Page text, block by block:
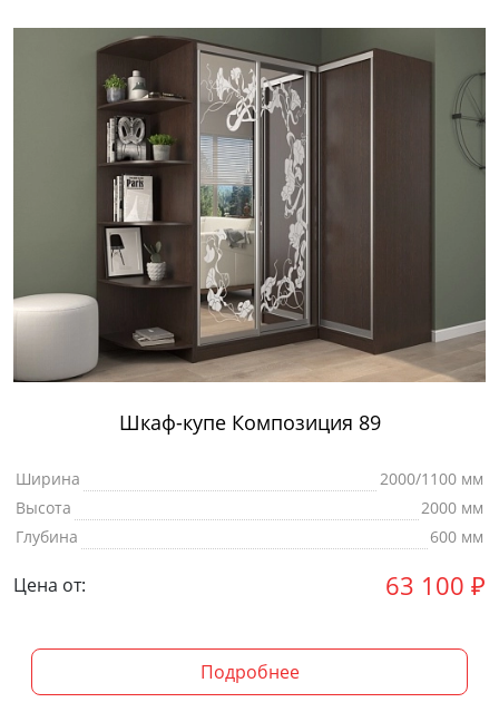
Шкаф-купе Композиция 89
Ширина
2000/1100 мм
Высота
2000 мм
Глубина
600 мм
Цена от: 63 100 ₽
Подробнее